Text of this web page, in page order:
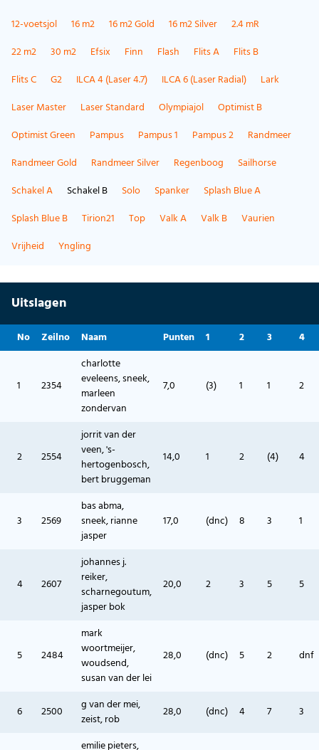
12-voetsjol 16 m2 16 m2 Gold 16 m2 Silver
2.4 mR
22 m2
30 m2 Efsix Finn Flash Flits A
Flits B
Flits C
G2 ILCA 4 (Laser 4.7) ILCA 6 (Laser Radial)
Lark
Laser Master
Laser Standard Olympiajol
Optimist B
Optimist Green
Pampus Pampus 1 Pampus 2
Randmeer
Randmeer Gold
Randmeer Silver Regenboog
Sailhorse
Schakel A
Schakel B Solo Spanker
Splash Blue A
Splash Blue B
Tirion21 Top Valk A Valk B
Vaurien
Vrijheid
Yngling
Uitslagen
No Zeilno Naam Punten 1 2 3 4
1 2354
charlotte
eveleens, sneek,
marleen
zondervan
7,0 (3) 1 1 2
2 2554
jorrit van der
veen, 's-
hertogenbosch,
bert bruggeman
14,0 1 2 (4) 4
3 2569
bas abma,
sneek, rianne
jasper
17,0 (dnc) 8 3 1
4 2607
johannes j.
reiker,
scharnegoutum,
jasper bok
20,0 2 3 5 5
5 2484
mark
woortmeijer,
woudsend,
susan van der lei
28,0 (dnc) 5 2 dnf
6 2500
g van der mei,
zeist, rob
28,0 (dnc) 4 7 3
emilie pieters,